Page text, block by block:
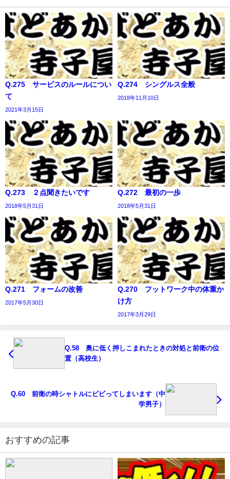
Q.275 サービスのルールについ
て
2021年3月15日
Q.274 シングルス全般
2018年11月10日
Q.273 ２点聞きたいです
2018年5月31日
Q.272 最初の一歩
2018年5月31日
Q.271 フォームの改善
2017年5月30日
Q.270 フットワーク中の体重か
け方
2017年3月29日
Q.58 奥に低く押しこまれたときの対処と前衛の位
置（高校生）
Q.60 前衛の時シャトルにビビってしまいます（中
学男子）
おすすめの記事